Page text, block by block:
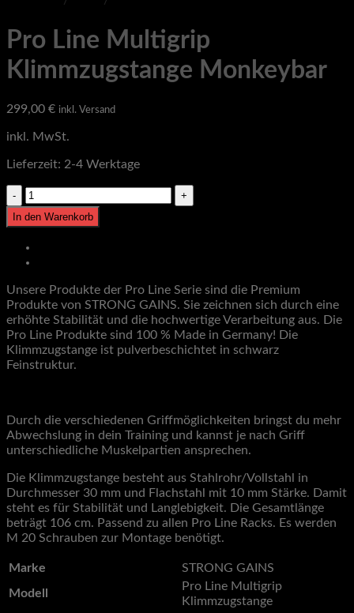
Pro Line Multigrip
Klimmzugstange Monkeybar
299,00 € inkl. Versand
inkl. MwSt.
Lieferzeit: 2-4 Werktage
Pro
Line
Multigrip
Monkeybar
Menge
In den Warenkorb
Unsere Produkte der Pro Line Serie sind die Premium
Produkte von STRONG GAINS. Sie zeichnen sich durch eine
erhöhte Stabilität und die hochwertige Verarbeitung aus. Die
Pro Line Produkte sind 100 % Made in Germany! Die
Klimmzugstange ist pulverbeschichtet in schwarz
Feinstruktur.
Durch die verschiedenen Griffmöglichkeiten bringst du mehr
Abwechslung in dein Training und kannst je nach Griff
unterschiedliche Muskelpartien ansprechen.
Die Klimmzugstange besteht aus Stahlrohr/Vollstahl in
Durchmesser 30 mm und Flachstahl mit 10 mm Stärke. Damit
steht es für Stabilität und Langlebigkeit. Die Gesamtlänge
beträgt 106 cm. Passend zu allen Pro Line Racks. Es werden
M 20 Schrauben zur Montage benötigt.
Marke
STRONG GAINS
Modell
Pro Line Multigrip
Klimmzugstange